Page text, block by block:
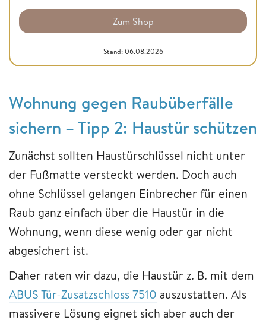
Zum Shop
Stand: 06.08.2026
Wohnung gegen Raubüberfälle
sichern – Tipp 2: Haustür schützen
Zunächst sollten Haustürschlüssel nicht unter
der Fußmatte versteckt werden. Doch auch
ohne Schlüssel gelangen Einbrecher für einen
Raub ganz einfach über die Haustür in die
Wohnung, wenn diese wenig oder gar nicht
abgesichert ist.
Daher raten wir dazu, die Haustür z. B. mit dem
ABUS Tür-Zusatzschloss 7510 auszustatten. Als
massivere Lösung eignet sich aber auch der